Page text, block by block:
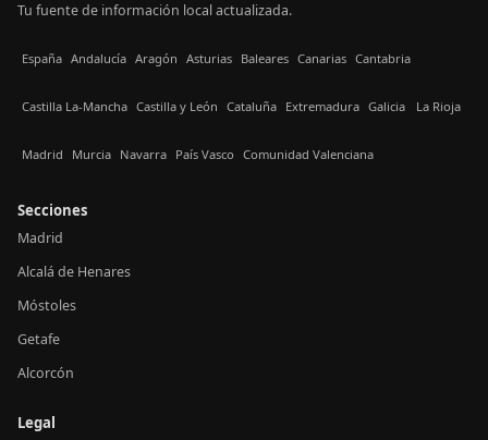
Tu fuente de información local actualizada.
España Andalucía Aragón Asturias Baleares Canarias Cantabria
Castilla La-Mancha Castilla y León Cataluña Extremadura Galicia La Rioja
Madrid Murcia Navarra País Vasco Comunidad Valenciana
Secciones
Madrid
Alcalá de Henares
Móstoles
Getafe
Alcorcón
Legal